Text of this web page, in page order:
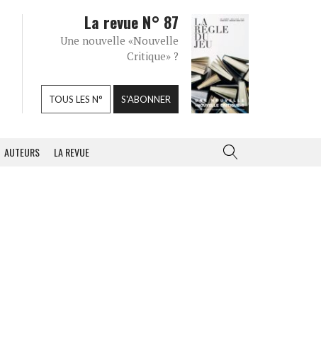
La revue N° 87
Une nouvelle «Nouvelle
Critique» ?
TOUS LES N° S'ABONNER
AUTEURS LA REVUE